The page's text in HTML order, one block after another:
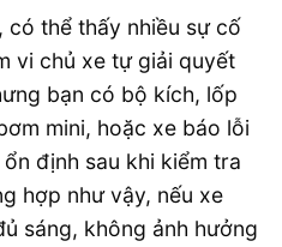
có thể thấy nhiều sự cố
vi chủ xe tự giải quyết
bạn có bộ kích, lốp
mini, hoặc xe báo lỗi
định sau khi kiểm tra
hợp như vậy, nếu xe
sáng, không ảnh hưởng